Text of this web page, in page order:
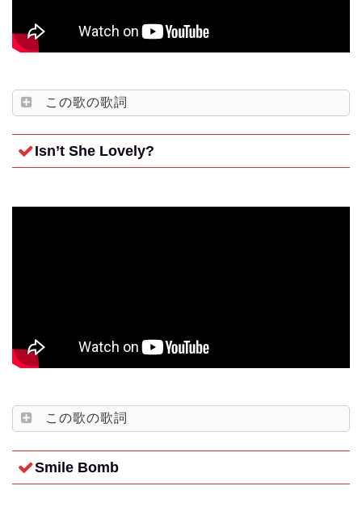
この歌の歌詞
Isn’t She Lovely?
この歌の歌詞
Smile Bomb